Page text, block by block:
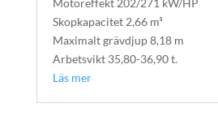
Motoreffekt 202/271 kW/HP
Skopkapacitet 2,66 m³
Maximalt grävdjup 8,18 m
Arbetsvikt 35,80-36,90 t.
Läs mer